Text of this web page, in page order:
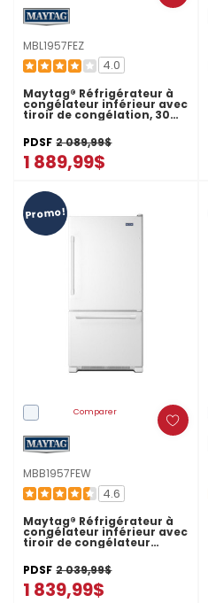
MBL1957FEZ
4.0
Maytag® Réfrigérateur à
congélateur inférieur avec
tiroir de congélation, 30
po MBL1957FEZ
PDSF 2 089,99$
1 889,99$
Promo!
Comparer
MBB1957FEW
4.6
Maytag® Réfrigérateur à
congélateur inférieur avec
tiroir de congélateur
coulissant -30 pi cu
MBB1957FEW
PDSF 2 039,99$
1 839,99$